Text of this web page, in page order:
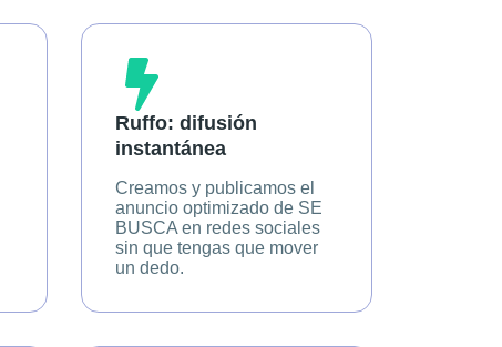
Ruffo: difusión
instantánea
Creamos y publicamos el
anuncio optimizado de SE
BUSCA en redes sociales
sin que tengas que mover
un dedo.